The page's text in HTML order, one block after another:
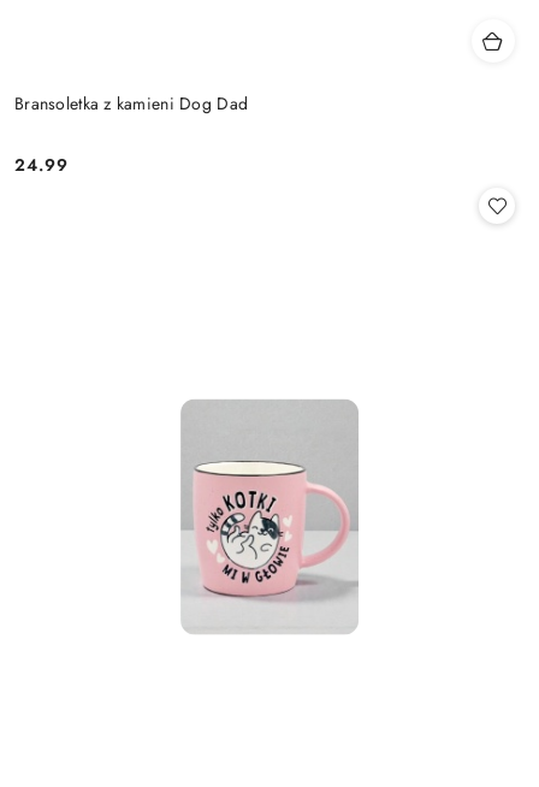
Bransoletka z kamieni Dog Dad
Cena:
24.99